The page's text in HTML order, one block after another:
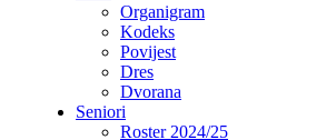
Organigram
Kodeks
Povijest
Dres
Dvorana
Seniori
Roster 2024/25